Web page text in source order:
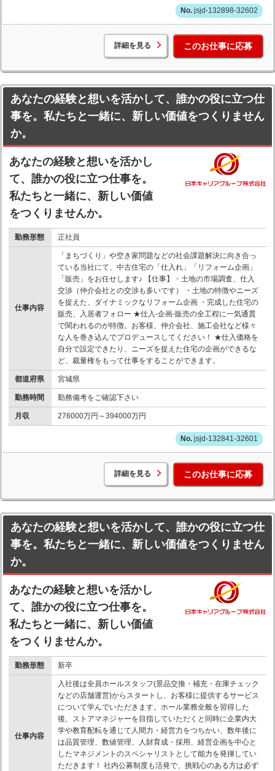
jsjd-132898-32602
詳細を見る このお仕事に応募
あなたの経験と想いを活かして、誰かの役に立つ仕
事を。私たちと一緒に、新しい価値をつくりません
か。
あなたの経験と想いを活かし
て、誰かの役に立つ仕事を。
私たちと一緒に、新しい価値
をつくりませんか。
勤務形態 正社員
仕事内容
「まちづくり」や空き家問題などの社会課題解決に向き合っ
ている当社にて、中古住宅の「仕入れ」「リフォーム企画」
「販売」をお任せします♪ 【仕事】・土地の市場調査、仕入
交渉（仲介会社との交渉も多いです） ・土地の特徴やニーズ
を捉えた、ダイナミックなリフォーム企画 ・完成した住宅の
販売、入居者フォロー ★仕入-企画-販売の全工程に一気通貫
で関われるのが特徴。お客様、仲介会社、施工会社など様々
な人を巻き込んでプロデュースしてください！ ★仕入価格を
自分で設定できたり、ニーズを捉えた住宅の企画ができるな
ど、裁量権をもって仕事をすることができます。
都道府県 宮城県
勤務時間 勤務備考をご確認下さい
月収 276000万円～394000万円
jsjd-132841-32601
詳細を見る このお仕事に応募
あなたの経験と想いを活かして、誰かの役に立つ仕
事を。私たちと一緒に、新しい価値をつくりません
か。
あなたの経験と想いを活かし
て、誰かの役に立つ仕事を。
私たちと一緒に、新しい価値
をつくりませんか。
勤務形態 新卒
仕事内容
入社後は全員ホールスタッフ(景品交換・補充・在庫チェック
などの店舗運営)からスタートし、お客様に提供するサービス
について学んでいただきます。ホール業務全般を習得した
後、ストアマネジャーを目指していただくと同時に企業内大
学や教育配転を通じて人間力・経営力をつちかい、数年後に
は品質管理、数値管理、人財育成・採用、経営企画を中心と
したマネジメントのスペシャリストとして能力を発揮してい
ただきます！ 社内公募制度も活発で、挑戦心のある方は必ず